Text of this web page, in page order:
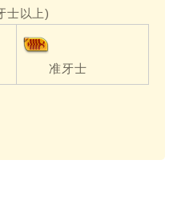
士以上)
准牙士